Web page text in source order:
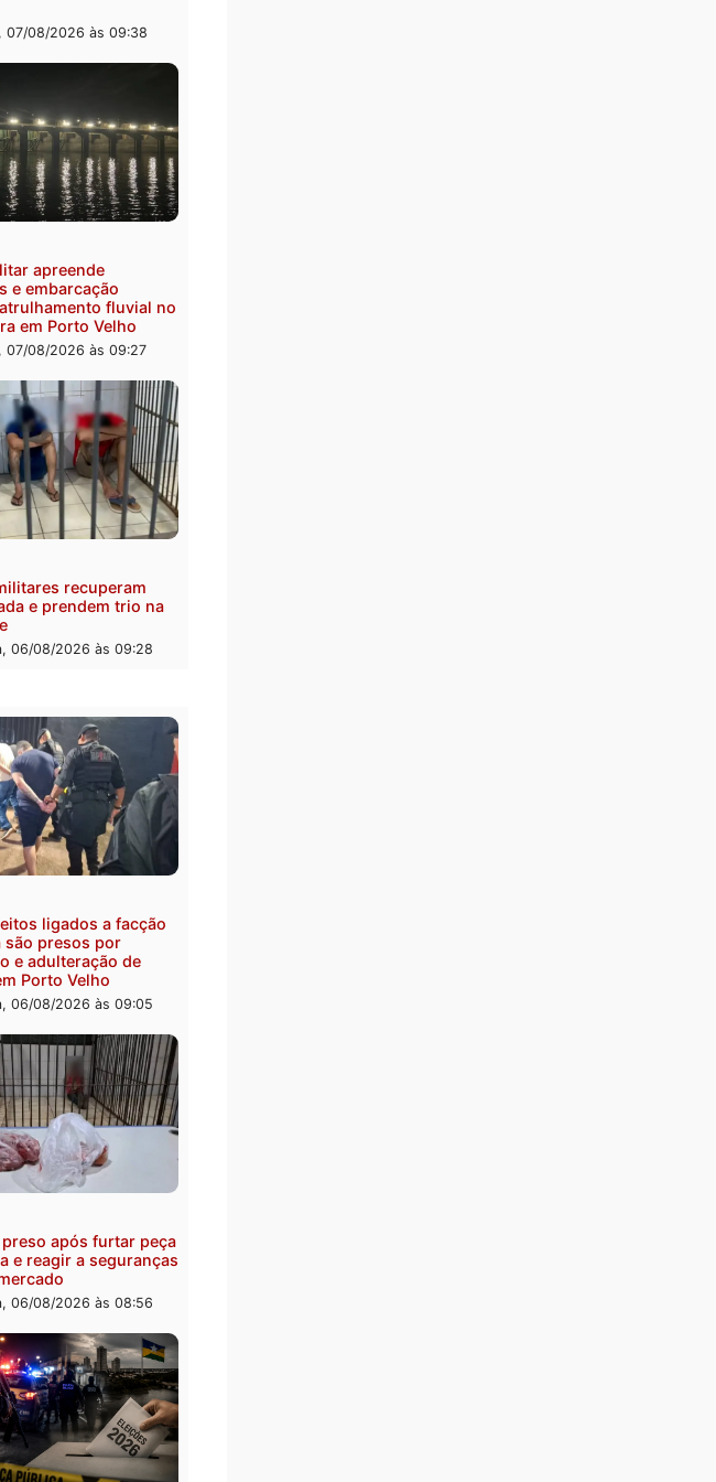
Polícia
Casal é preso pela PRF com mais
escondidos em estepe em Porto
Velho
sexta-feira, 07/08/2026 às 09:38
Polícia
explosivos e embarcação
durante patrulhamento fluvial no
Rio Madeira em Porto Velho
sexta-feira, 07/08/2026 às 09:27
Policiais militares recuperam
moto furtada e prendem trio na
zona Leste
quinta-feira, 06/08/2026 às 09:28
Polícia
Três suspeitos ligados a facção
receptação e adulteração de
veículos em Porto Velho
quinta-feira, 06/08/2026 às 09:05